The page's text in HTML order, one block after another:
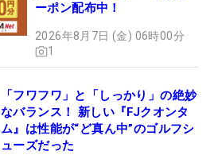
ーポン配布中！
2026年8月7日 (金) 06時00分
1
「フワフワ」と「しっかり」の絶妙
なバランス！ 新しい『FJクオンタ
ム』は性能が“ど真ん中”のゴルフシ
ューズだった